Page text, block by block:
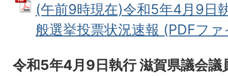
(午前9時現在)令和5年4月9日
般選挙投票状況速報 (PDFフ
令和5年4月9日執行 滋賀県議会議